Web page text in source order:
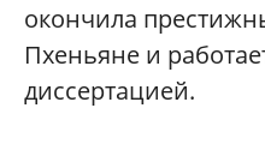
окончила
Пхеньяне и
диссертацией.